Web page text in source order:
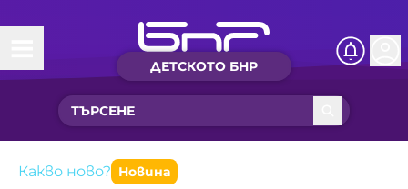
ДЕТСКОТО БНР
Начало
Какво ново?
Рубрики с вълшебства
Какво ново? Новина